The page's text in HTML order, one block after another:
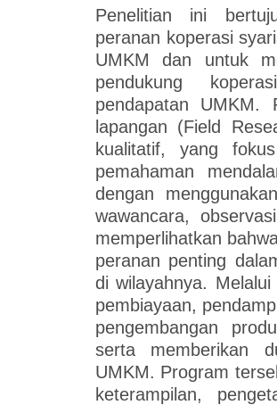
Penelitian ini
peranan koperasi
UMKM dan untuk
pendukung
pendapatan UMKM.
lapangan (Field
kualitatif, yang
pemahaman
dengan
wawancara,
memperlihatkan
peranan penting
di wilayahnya.
pembiayaan,
pengembangan
serta memberikan
UMKM. Program
keterampilan,